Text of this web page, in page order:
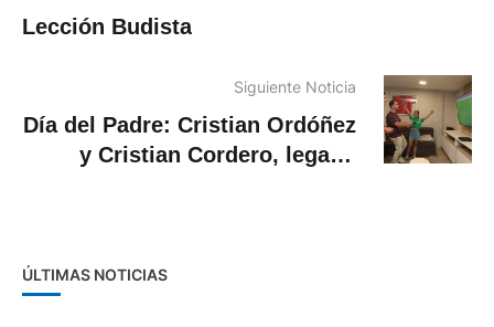
Lección Budista
Siguiente Noticia
Día del Padre: Cristian Ordóñez
y Cristian Cordero, legado
ÚLTIMAS NOTICIAS